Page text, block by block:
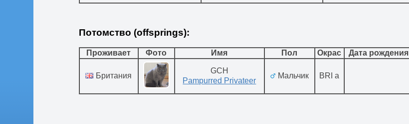
Потомство (offsprings):
Проживает Фото Имя Пол Окрас Дата рождения
Британия
GCH
Pampurred Privateer
Мальчик BRI a